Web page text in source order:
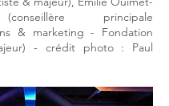
principale
& marketing - Fondation
- crédit photo : Paul